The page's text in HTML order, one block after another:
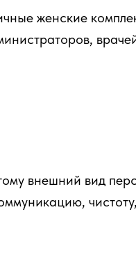
женские
внешний вид